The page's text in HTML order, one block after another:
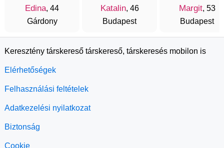
Edina, 44
Gárdony
Katalin, 46
Budapest
Margit, 53
Budapest
Keresztény társkereső társkereső, társkeresés mobilon is
Elérhetőségek
Felhasználási feltételek
Adatkezelési nyilatkozat
Biztonság
Cookie